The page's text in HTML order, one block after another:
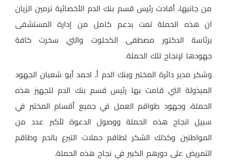
من جانبها، أفادت رئيس قسم بنك الدم الأخصائية نرمين الزيان
ان هذه الحملة تمت بدعم كامل من إدارة المستشفى
برئاسة الدكتور مصطفى الكحلوت والتي سخرت كافة
جهودها لإنجاح تلك الحملة.
وشكر مدير دائرة المختبر وبنك الدم أ. احمد أبو شعبان الجهود
المبذولة التي قامت بها رئيس قسم بنك الدم لتجهيز هذه
الحملة، وجهود طواقم العمل في جميع أقسام المختبر في
سبيل انجاح هذه الحملة ووصول الدعوة لأكبر عدد من
المواطنين وكذلك الشكر لطاقم حملات التبرع بالدم وطاقم
التمريض على دورهم الكبير في نجاح هذه الحملة.